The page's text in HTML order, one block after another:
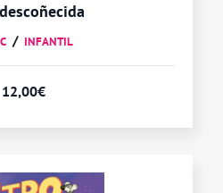
INFANTIL
12,00€